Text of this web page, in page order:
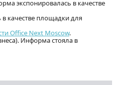
экспонировалась в качестве
качестве площадки для
Office Next Moscow.
Информа стояла в